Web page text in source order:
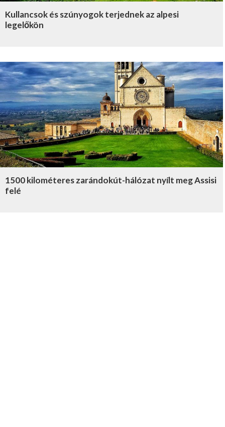
Kullancsok és szúnyogok terjednek az alpesi
legelőkön
1500 kilométeres zarándokút-hálózat nyílt meg Assisi
felé